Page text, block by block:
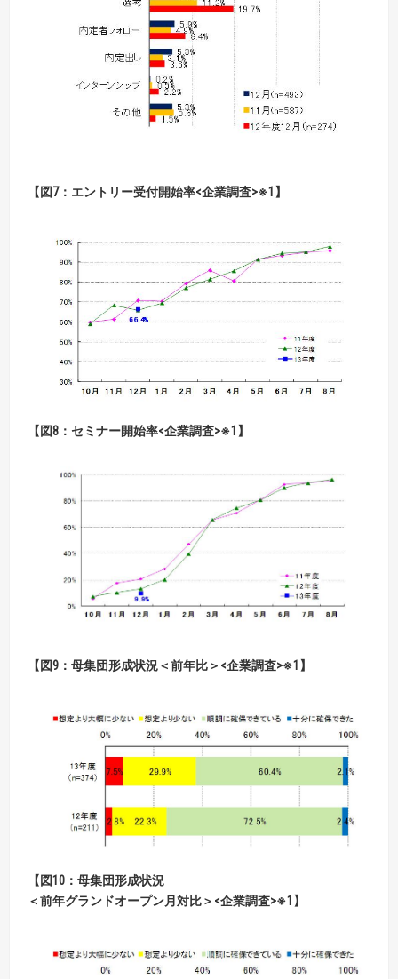
【図7：エントリー受付開始率<企業調査>※1】
【図8：セミナー開始率<企業調査>※1】
【図9：母集団形成状況＜前年比＞<企業調査>※1】
【図10：母集団形成状況
＜前年グランドオープン月対比＞<企業調査>※1】